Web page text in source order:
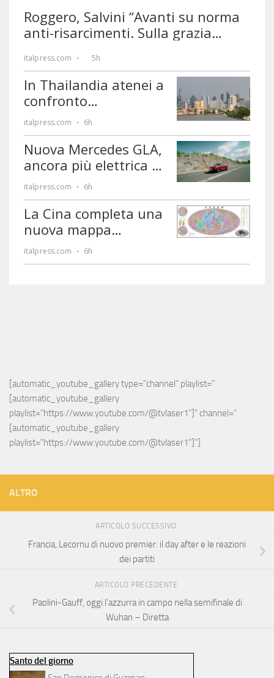
[automatic_youtube_gallery type="channel" playlist="
[automatic_youtube_gallery
playlist="https://www.youtube.com/@tvlaser1"]" channel="
[automatic_youtube_gallery
playlist="https://www.youtube.com/@tvlaser1"]"]
ALTRO
ARTICOLO SUCCESSIVO
Francia, Lecornu di nuovo premier: il day after e le reazioni
dei partiti
ARTICOLO PRECEDENTE
Paolini-Gauff, oggi l’azzurra in campo nella semifinale di
Wuhan – Diretta
Santo del giorno